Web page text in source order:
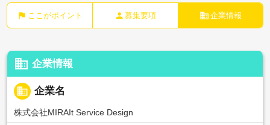
flag ここがポイント person 募集要項 business 企業情報
business 企業情報
business 企業名
株式会社MIRAIt Service Design